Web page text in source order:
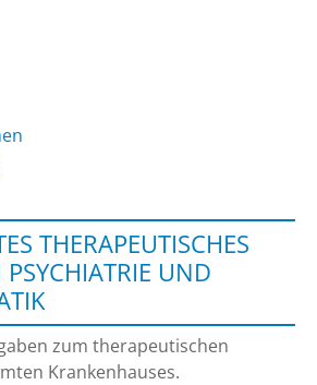
THERAPEUTISCHES
UND
zum therapeutischen
Krankenhauses.